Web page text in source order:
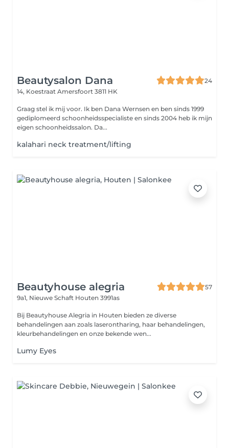
Beautysalon Dana
24
14, Koestraat Amersfoort 3811 HK
Graag stel ik mij voor. Ik ben Dana Wernsen en ben sinds 1999
gediplomeerd schoonheidsspecialiste en sinds 2004 heb ik mijn
eigen schoonheidssalon. Da...
kalahari neck treatment/lifting
Beautyhouse alegria
57
9a1, Nieuwe Schaft Houten 3991as
Bij Beautyhouse Alegria in Houten bieden ze diverse
behandelingen aan zoals laserontharing, haar behandelingen,
kleurbehandelingen en onze bekende wen...
Lumy Eyes